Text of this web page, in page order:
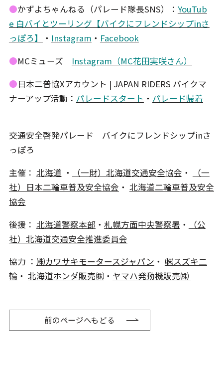
●かずよちゃんねる（パレード隊長SNS）： YouTub
e 白バイとツーリング【バイクにフレンドシップinさ
っぽろ】
・ Instagram ・ Facebook
●MCミューズ Instagram（MC花田実咲さん）
●日本二普協Xアカウント | JAPAN RIDERS バイクマ
ナーアップ活動： パレードスタート ・ パレード帰着
交通安全啓発パレード バイクにフレンドシップinさ
っぽろ
主催： 北海道 ・ （一財）北海道交通安全協会 ・
（一
社）日本二輪車普及安全協会 ・ 北海道二輪車普及安全
協会
後援： 北海道警察本部・ 札幌方面中央警察署 ・
（公
社）北海道交通安全推進委員会
協力 ： ㈱カワサキモータースジャパン ・ ㈱スズキ二
輪 ・ 北海道ホンダ販売㈱・ ヤマハ発動機販売㈱
前のページへもどる